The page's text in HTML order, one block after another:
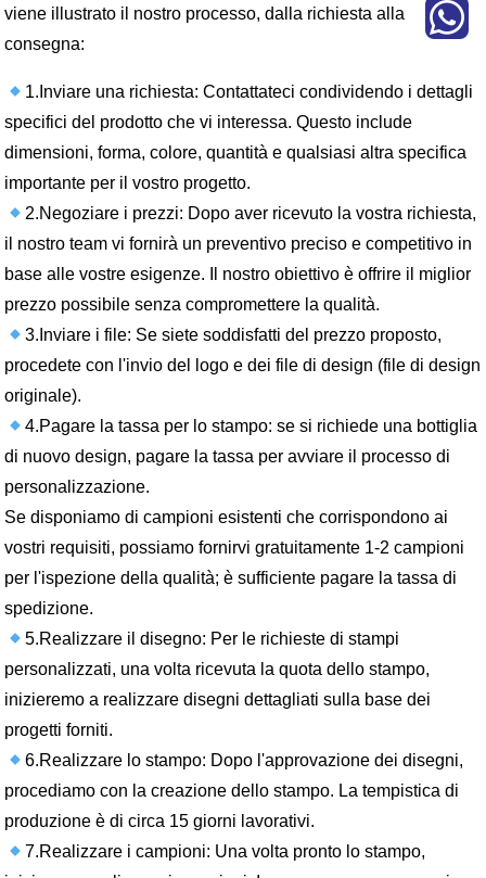
viene illustrato il nostro processo, dalla richiesta alla
consegna:
1.Inviare una richiesta: Contattateci condividendo i dettagli
specifici del prodotto che vi interessa. Questo include
dimensioni, forma, colore, quantità e qualsiasi altra specifica
importante per il vostro progetto.
2.Negoziare i prezzi: Dopo aver ricevuto la vostra richiesta,
il nostro team vi fornirà un preventivo preciso e competitivo in
base alle vostre esigenze. Il nostro obiettivo è offrire il miglior
prezzo possibile senza compromettere la qualità.
3.Inviare i file: Se siete soddisfatti del prezzo proposto,
procedete con l'invio del logo e dei file di design (file di design
originale).
4.Pagare la tassa per lo stampo: se si richiede una bottiglia
di nuovo design, pagare la tassa per avviare il processo di
personalizzazione.
Se disponiamo di campioni esistenti che corrispondono ai
vostri requisiti, possiamo fornirvi gratuitamente 1-2 campioni
per l'ispezione della qualità; è sufficiente pagare la tassa di
spedizione.
5.Realizzare il disegno: Per le richieste di stampi
personalizzati, una volta ricevuta la quota dello stampo,
inizieremo a realizzare disegni dettagliati sulla base dei
progetti forniti.
6.Realizzare lo stampo: Dopo l'approvazione dei disegni,
procediamo con la creazione dello stampo. La tempistica di
produzione è di circa 15 giorni lavorativi.
7.Realizzare i campioni: Una volta pronto lo stampo,